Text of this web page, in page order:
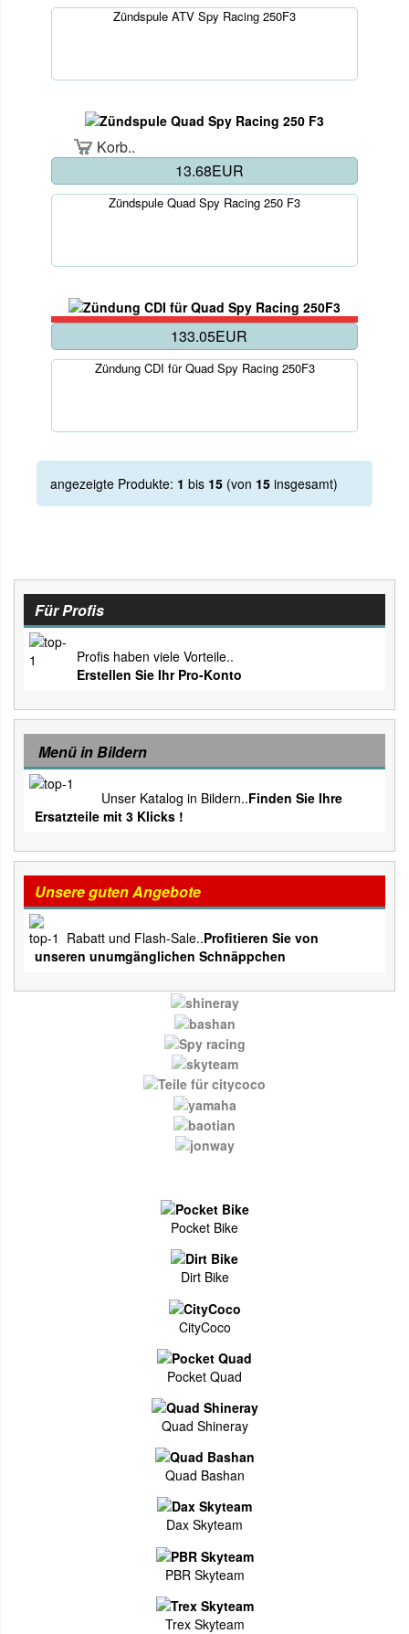
Zündspule ATV Spy Racing 250F3
Korb..
13.68EUR
Zündspule Quad Spy Racing 250 F3
133.05EUR
Zündung CDI für Quad Spy Racing 250F3
angezeigte Produkte: 1 bis 15 (von 15 insgesamt)
Für Profis
Profis haben viele Vorteile..
Erstellen Sie Ihr Pro-Konto
Menü in Bildern
Unser Katalog in Bildern..Finden Sie Ihre
Ersatzteile mit 3 Klicks !
Unsere guten Angebote
Rabatt und Flash-Sale..Profitieren Sie von
unseren unumgänglichen Schnäppchen
Pocket Bike
Dirt Bike
CityCoco
Pocket Quad
Quad Shineray
Quad Bashan
Dax Skyteam
PBR Skyteam
Trex Skyteam